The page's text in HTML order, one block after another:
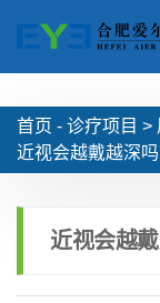
首页 - 诊疗项目 >
近视会越戴越深
近视会越